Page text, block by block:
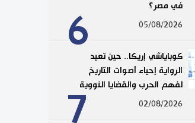
6
في مصر؟
05/08/2026
7
كوباياشي إريكا.. حين تعيد
الرواية إحياء أصوات التاريخ
لفهم الحرب والقضايا النووية
02/08/2026